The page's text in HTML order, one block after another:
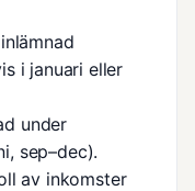
i januari eller
under
sep–dec).
av inkomster